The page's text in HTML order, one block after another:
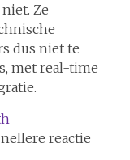
Ze
dus niet te
met real-time
reactie